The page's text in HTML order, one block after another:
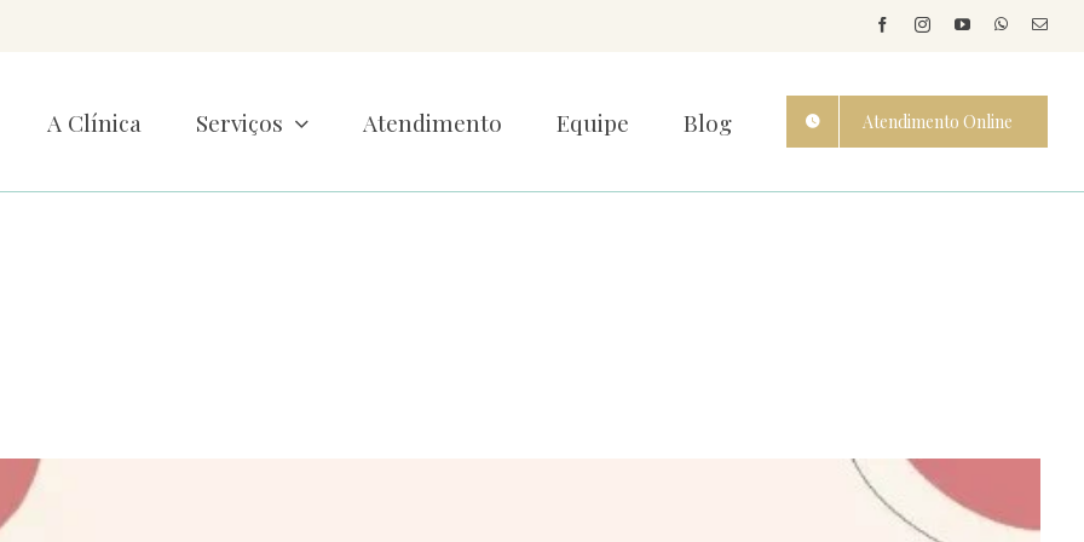
A Clínica Serviços Atendimento Equipe Blog Atendimento Online